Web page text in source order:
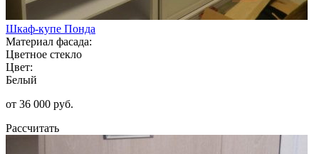
Шкаф-купе Понда
Материал фасада:
Цветное стекло
Цвет:
Белый
от 36 000 руб.
Рассчитать